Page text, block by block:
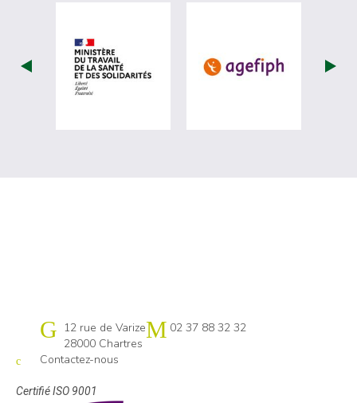
visiter les site de Ministère du travail
visiter les
Cap emploi 28
12 rue de Varize
28000 Chartres
02 37 88 32 32
Contactez-nous
Certifié ISO 9001